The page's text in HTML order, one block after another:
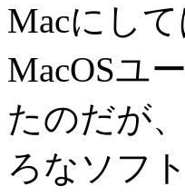
Macにし
MacOSユ
たのだが
ろなソフ